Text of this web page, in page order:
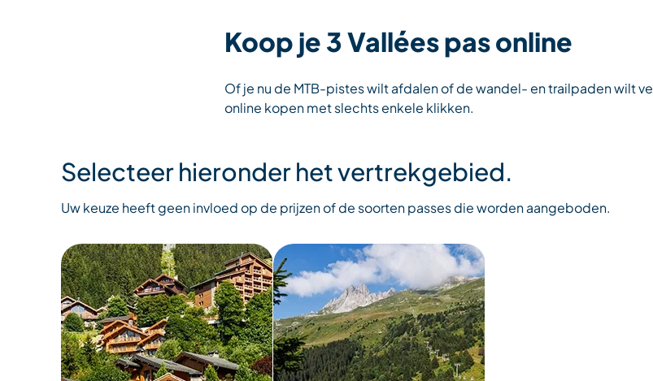
Koop je 3 Vallées pas online
Of je nu de MTB-pistes wilt afdalen of de wandel- en trailpaden wilt
online kopen met slechts enkele klikken.
Selecteer hieronder het vertrekgebied.
Uw keuze heeft geen invloed op de prijzen of de soorten passes die worden aangeboden.